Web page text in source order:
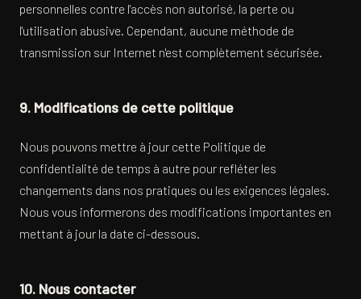
personnelles contre l'accès non autorisé, la perte ou
l'utilisation abusive. Cependant, aucune méthode de
transmission sur Internet n'est complètement sécurisée.
9. Modifications de cette politique
Nous pouvons mettre à jour cette Politique de
confidentialité de temps à autre pour refléter les
changements dans nos pratiques ou les exigences légales.
Nous vous informerons des modifications importantes en
mettant à jour la date ci-dessous.
10. Nous contacter